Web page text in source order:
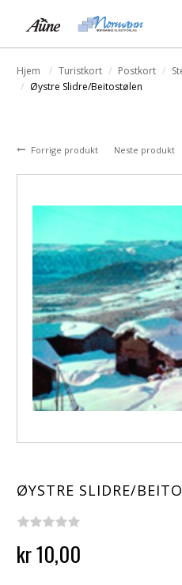
Hjem Turistkort Postkort
Øystre Slidre/Beitostølen
Forrige produkt Neste produkt
ØYSTRE SLIDRE/
kr 10,00